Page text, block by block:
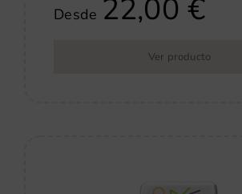
Desde 22,00€
Ver producto